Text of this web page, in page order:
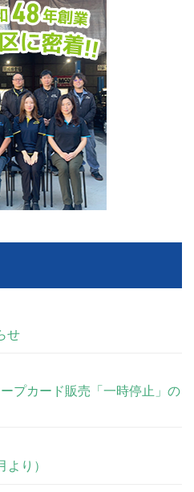
せ
プカード販売「一時停止」の
り）